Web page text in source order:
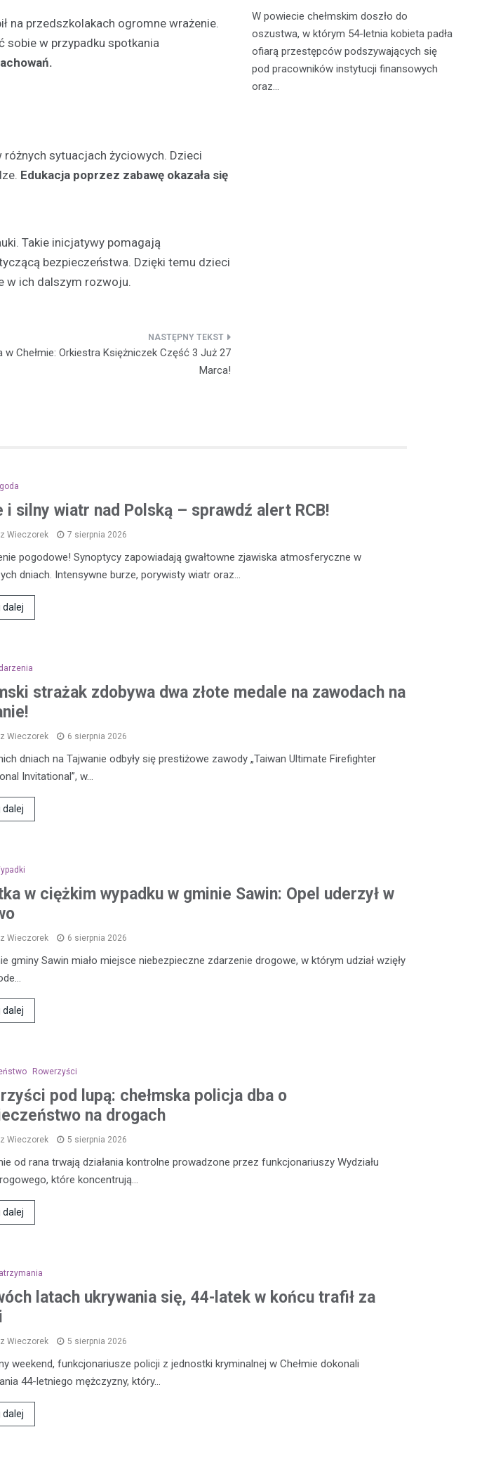
na przedszkolakach ogromne wrażenie.
sobie w przypadku spotkania
sytuacjach życiowych. Dzieci
Edukacja poprzez zabawę okazała się
Takie inicjatywy pomagają
bezpieczeństwa. Dzięki temu dzieci
w ich dalszym rozwoju.
w Chełmie: Orkiestra Księżniczek Część 3 Już 27
Marca!
Policja w Chełmie zatrzymała mężczyznę
podejrzanego o groźby skierowane do 15-
letniego chłopca. Zatrzymany 38-latek miał
zastraszać nastolatka, używając
W powiecie chełmskim doszło do
oszustwa, w którym 54-letnia kobieta padła
ofiarą przestępców podszywających się
pod pracowników instytucji finansowych
oraz…
i silny wiatr nad Polską – sprawdź alert RCB!
Wieczorek 7 sierpnia 2026
pogodowe! Synoptycy zapowiadają gwałtowne zjawiska atmosferyczne w
dniach. Intensywne burze, porywisty wiatr oraz…
dalej
strażak zdobywa dwa złote medale na zawodach na
Wieczorek 6 sierpnia 2026
dniach na Tajwanie odbyły się prestiżowe zawody „Taiwan Ultimate Firefighter
Invitational”, w…
dalej
w ciężkim wypadku w gminie Sawin: Opel uderzył w
Wieczorek 6 sierpnia 2026
gminy Sawin miało miejsce niebezpieczne zdarzenie drogowe, w którym udział wzięły
dalej
Rowerzyści
pod lupą: chełmska policja dba o
na drogach
Wieczorek 5 sierpnia 2026
od rana trwają działania kontrolne prowadzone przez funkcjonariuszy Wydziału
które koncentrują…
dalej
latach ukrywania się, 44-latek w końcu trafił za
Wieczorek 5 sierpnia 2026
weekend, funkcjonariusze policji z jednostki kryminalnej w Chełmie dokonali
44-letniego mężczyzny, który…
dalej